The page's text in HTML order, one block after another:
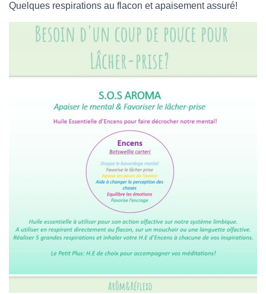
Quelques respirations au flacon et apaisement assuré!